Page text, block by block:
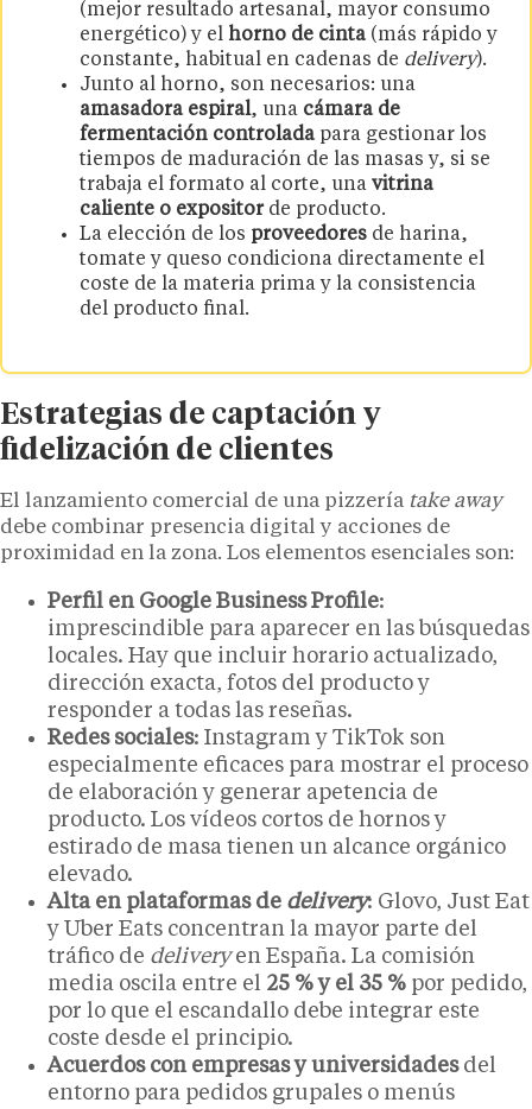
(mejor resultado artesanal, mayor consumo
energético) y el horno de cinta (más rápido y
constante, habitual en cadenas de delivery).
Junto al horno, son necesarios: una
amasadora espiral, una cámara de
fermentación controlada para gestionar los
tiempos de maduración de las masas y, si se
trabaja el formato al corte, una vitrina
caliente o expositorde producto.
La elección de los proveedores de harina,
tomate y queso condiciona directamente el
coste de la materia prima y la consistencia
del producto final.
Estrategias de captación y
fidelización de clientes
El lanzamiento comercial de una pizzería take away
debe combinar presencia digital y acciones de
proximidad en la zona. Los elementos esenciales son:
Perfil en Google Business Profile:
imprescindible para aparecer en las búsquedas
locales. Hay que incluir horario actualizado,
dirección exacta, fotos del producto y
responder a todas las reseñas.
Redes sociales: Instagram y TikTok son
especialmente eficaces para mostrar el proceso
de elaboración y generar apetencia de
producto. Los vídeos cortos de hornos y
estirado de masa tienen un alcance orgánico
elevado.
Alta en plataformas de delivery: Glovo, Just Eat
y Uber Eats concentran la mayor parte del
tráfico de deliveryen España. La comisión
media oscila entre el 25 % y el 35 % por pedido,
por lo que el escandallo debe integrar este
coste desde el principio.
Acuerdos con empresas y universidadesdel
entorno para pedidos grupales o menús